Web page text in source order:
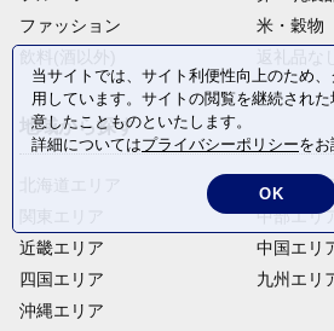
ファッション
米・穀物
地域から探す
近畿エリア
四国エリア
沖縄エリア
東北エリ
中部エリア
中国エリ
九州エリ
当サイトでは、サイト利便性向上のため
用しています。サイトの閲覧を継続され
意したことものといたします。
詳細についてはプライバシーポリシーをお
OK